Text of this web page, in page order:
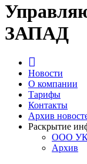
ЗАПАД
Новости
О компании
Тарифы
Контакты
Архив
Раскрытие
ООО
Архив